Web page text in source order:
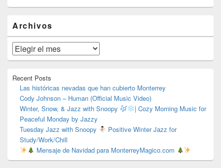
área
de
widget
barra
lateral
Archivos
Archivos
Recent Posts
Las históricas nevadas que han cubierto Monterrey
Cody Johnson – Human (Official Music Video)
Winter, Snow, & Jazz with Snoopy
| Cozy Morning Music for
Peaceful Monday by Jazzy
Tuesday Jazz with Snoopy
Positive Winter Jazz for
Study/Work/Chill
Mensaje de Navidad para MonterreyMagico.com